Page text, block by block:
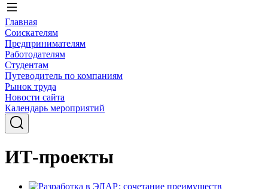
Главная
Соискателям
Предпринимателям
Работодателям
Студентам
Путеводитель по компаниям
Рынок труда
Новости сайта
Календарь мероприятий
ИТ-проекты